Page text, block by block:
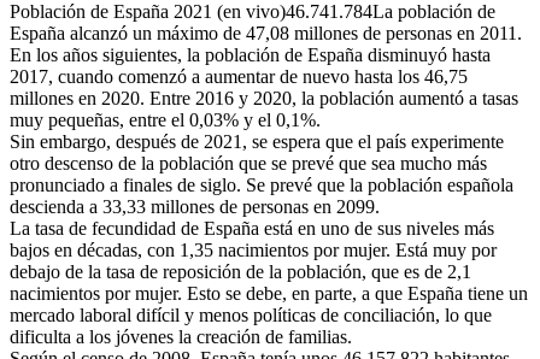
Población de España 2021 (en vivo)46.741.784La población de
España alcanzó un máximo de 47,08 millones de personas en 2011.
En los años siguientes, la población de España disminuyó hasta
2017, cuando comenzó a aumentar de nuevo hasta los 46,75
millones en 2020. Entre 2016 y 2020, la población aumentó a tasas
muy pequeñas, entre el 0,03% y el 0,1%.
Sin embargo, después de 2021, se espera que el país experimente
otro descenso de la población que se prevé que sea mucho más
pronunciado a finales de siglo. Se prevé que la población española
descienda a 33,33 millones de personas en 2099.
La tasa de fecundidad de España está en uno de sus niveles más
bajos en décadas, con 1,35 nacimientos por mujer. Está muy por
debajo de la tasa de reposición de la población, que es de 2,1
nacimientos por mujer. Esto se debe, en parte, a que España tiene un
mercado laboral difícil y menos políticas de conciliación, lo que
dificulta a los jóvenes la creación de familias.